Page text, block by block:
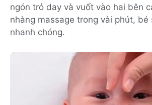
ngón trỏ day và vuốt vào hai bên
nhàng massage trong vài phút, bé
nhanh chóng.